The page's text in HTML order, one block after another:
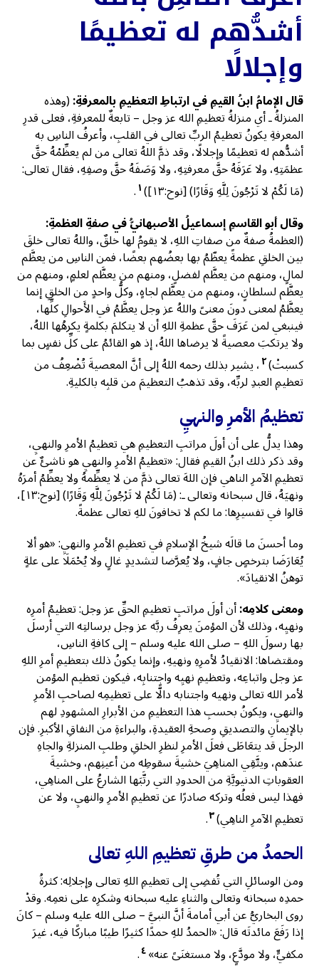
أشدُّهم له تعظيمًا
وإجلالًا
قال الإمامُ ابنُ القيمِ في ارتباطِ التعظيمِ بالمعرفةِ:(وهذه
المنزلةُ ـ أي منزلةُ تعظيمِ الله عز وجل – تابعةٌ للمعرفةِ، فعلى قدرِ
المعرفةِ يكونُ تعظيمُ الربِّ تعالى في القلبِ، وأعرفُ الناسِ به
أشدُّهم له تعظيمًا وإجلالًا، وقد ذمَّ اللهُ تعالى من لم يعظِّمْهُ حقَّ
عظمَتِهِ، ولا عَرَفَهُ حقَّ معرفتِهِ، ولا وَصَفَهُ حقَّ وصفِهِ، فقال تعالى:
(مَا لَكُمْ لا تَرْجُونَ لِلَّهِ وَقَارًا) [نوح:١٣])
١.
وقال أبو القاسمِ إسماعيلُ الأصبهانيُّ في صفةِ العظمةِ:
(العظمةُ صفةٌ من صفاتِ اللهِ، لا يقومُ لها خلقٌ، واللهُ تعالى خلقَ
بين الخلقِ عظمةً يعظّمُ بها بعضُهم بعضًا، فمن الناسِ من يعظَّم
لمالٍ، ومنهم من يعظَّم لفضلٍ، ومنهم من يعظَّم لعلمٍ، ومنهم من
يعظَّم لسلطانٍ، ومنهم من يعظَّم لجاهٍ، وكلُّ واحدٍ من الخلقِ إنما
يعظَّمُ لمعنى دونَ معنىً واللهُ عز وجل يعظَّمُ في الأَحوالِ كلِّها،
فينبغي لمن عَرَفَ حقَّ عظمةِ اللهِ أن لا يتكلمَ بكلمةٍ يكرهُها اللهُ،
ولا يرتكبَ معصيةً لا يرضاها اللهُ، إذ هو القائمُ على كلِّ نفسٍ بما
كسبتْ)٢، يشير بذلك رحمه اللهُ إلى أنَّ المعصيةَ تُضْعِفُ من
تعظيمِ العبدِ لربِّه، وقد تذهبُ التعظيمَ من قلبِه بالكليةِ.
تعظيمُ الأمرِ والنهيِ
وهذا يدلُّ على أن أولَ مراتبِ التعظيمِ هي تعظيمُ الأمرِ والنهيِ،
وقد ذكر ذلك ابنُ القيمِ فقال: «تعظيمُ الأمرِ والنهيِ هو ناشئٌ عن
تعظيمِ الآمرِ الناهي فإن اللهَ تعالى ذمَّ من لا يعظِّمهُ ولا يعظِّمُ أمرَهُ
ونهيَهُ، قال سبحانه وتعالى ـ: (مَا لَكُمْ لا تَرْجُونَ لِلَّهِ وَقَارًا) [نوح:١٣]،
قالوا في تفسيرِها: ما لكم لا تخافونَ للهِ تعالى عظمةً.
وما أحسنَ ما قالَه شيخُ الإسلامِ في تعظيمِ الأمرِ والنهيِ: «هو ألا
يُعَارَضَا بترخصٍ جافٍ، ولا يُعرَّضا لتشديدٍ غالٍ ولا يُحْمَلَا على علةٍ
توهنُ الانقيادَ».
ومعنى كلامِه:أن أولَ مراتبِ تعظيمِ الحقِّ عز وجل: تعظيمُ أمرِه
ونهيِه، وذلك لأن المؤمنَ يعرِفُ ربَّه عز وجل برسالتِه التي أرسلَ
بها رسولَ اللهِ – صلى الله عليه وسلم – إلى كافةِ الناسِ،
ومقتضاها: الانقيادُ لأمرِهِ ونهيهِ، وإنما يكونُ ذلك بتعظيمِ أمرِ اللهِ
عز وجل واتباعِه، وتعظيمِ نهيِه واجتنابِه، فيكون تعظيم المؤمن
لأمر الله تعالى ونهيه واجتنابه دالًّا على تعظيمِه لصاحبِ الأمرِ
والنهيِ، ويكونُ بحسبِ هذا التعظيمِ من الأبرارِ المشهودِ لهم
بالإيمانِ والتصديقِ وصحةِ العقيدةِ، والبراءةِ من النفاقِ الأكبرِ. فإن
الرجلَ قد يتعَاطَى فعلَ الأمرِ لنظرِ الخلقِ وطلبِ المنزلةِ والجاهِ
عندَهم، ويتَّقِي المناهِيَ خشيةَ سقوطِه من أعينِهم، وخشيةَ
العقوباتِ الدنيويَّةِ من الحدودِ التي رتَّبَها الشارعُ على المناهِي،
فهذا ليس فعلُه وتركه صادرًا عن تعظيمِ الأمرِ والنهيِ، ولا عن
تعظيمِ الآمرِ الناهِي)٣.
الحمدُ من طرقِ تعظيمِ اللهِ تعالى
ومن الوسائلِ التي تُفضِي إلى تعظيمِ اللهِ تعالى وإجلالِه: كثرةُ
حمدِه سبحانه وتعالى والثناءِ عليه سبحانه وشكرِه على نعمِه. وقدْ
روى البخاريُّ عن أبي أمامةَ أنَّ النبيَّ – صلى الله عليه وسلم – كانَ
إذا رَفَعَ مائدتَه قال: «الحمدُ للهِ حمدًا كثيرًا طيبًا مباركًا فيه، غيرَ
مكفيٍّ، ولا مودَّعٍ، ولا مستغنَىً عنه»٤.